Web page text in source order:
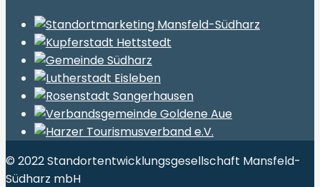
© 2022 Standortentwicklungsgesellschaft Mansfeld-
Südharz mbH